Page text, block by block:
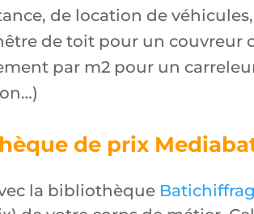
de location de
de toit pour un couvreur
par m2 pour un
de prix
la bibliothèque